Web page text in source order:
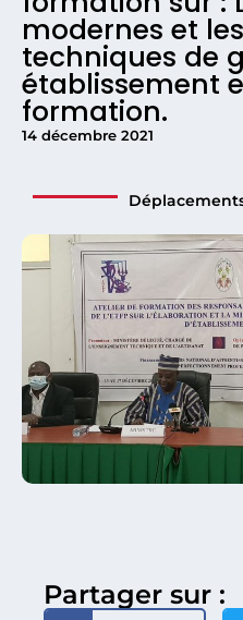
modernes et
techniques de
établissement
formation.
14 décembre 2021
Partager sur :